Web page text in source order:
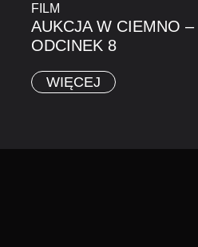
FILM
AUKCJA W CIEMNO
ODCINEK 8
WIĘCEJ